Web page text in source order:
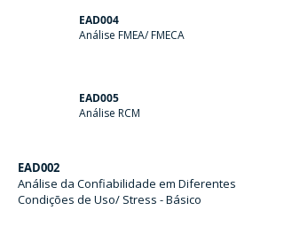
EAD004
Análise FMEA/ FMECA
EAD005
Análise RCM
EAD002
Análise da Confiabilidade em Diferentes
Condições de Uso/ Stress - Básico